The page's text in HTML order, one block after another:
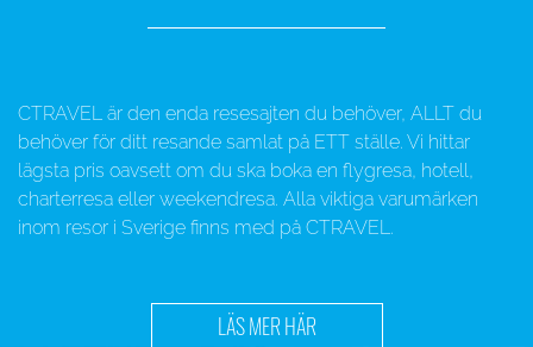
CTRAVEL är den enda resesajten du behöver, ALLT du
behöver för ditt resande samlat på ETT ställe. Vi hittar
lägsta pris oavsett om du ska boka en flygresa, hotell,
charterresa eller weekendresa. Alla viktiga varumärken
inom resor i Sverige finns med på CTRAVEL.
LÄS MER HÄR